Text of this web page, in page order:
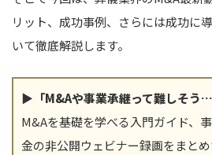
リット、成功事例、さらには成功に
いて徹底解説します。
▶「M&Aや事業承継って難しそう
M&Aを基礎を学べる入門ガイド、
金の非公開ウェビナー録画をまと